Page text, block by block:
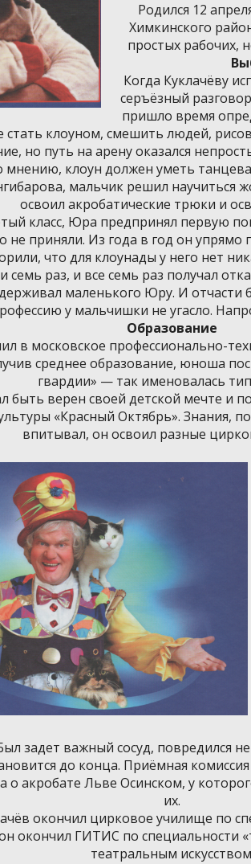
Родился 12
Химкинского
простых рабочих,
Когда Куклачёву
серъёзный
пришло время
стать клоуном, смешить людей,
но путь на арену оказался
мнению, клоун должен уметь
мальчик решил научиться
освоил акробатические трюки и
класс, Юра предпринял первую
не приняли. Из года в год он
что для клоунады у него нет
семь раз, и все семь раз получал
маленького Юру. И отчасти
у мальчишки не угасло.
Образование
в московское профессионально-
среднее образование, юноша
гвардии» — так именовалась
быть верен своей детской мечте и
«Красный Октябрь». Знания,
впитывал, он освоил разные
задет важный сосуд, повредился
до конца. Приёмная
о акробате Льве Осинском, у
их.
окончил цирковое училище по
окончил ГИТИС по специальности
театральным